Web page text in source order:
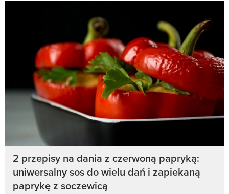
2 przepisy na dania z czerwoną papryką:
uniwersalny sos do wielu dań i zapiekaną
paprykę z soczewicą